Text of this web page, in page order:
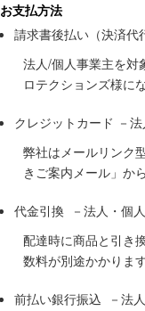
お支払方法
請求書後払い（決済代
法人/個人事業主を対
ロテクションズ様に
クレジットカード －
弊社はメールリンク
きご案内メール」か
代金引換 －法人・個
配達時に商品と引き
数料が別途かかりま
前払い銀行振込 －法